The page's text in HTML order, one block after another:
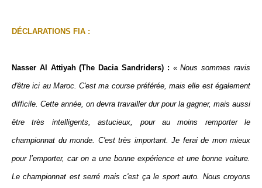
DÉCLARATIONS FIA :
Nasser Al Attiyah (The Dacia Sandriders) : « Nous sommes ravis
d'être ici au Maroc. C'est ma course préférée, mais elle est également
difficile. Cette année, on devra travailler dur pour la gagner, mais aussi
être très intelligents, astucieux, pour au moins remporter le
championnat du monde. C'est très important. Je ferai de mon mieux
pour l’emporter, car on a une bonne expérience et une bonne voiture.
Le championnat est serré mais c'est ça le sport auto. Nous croyons